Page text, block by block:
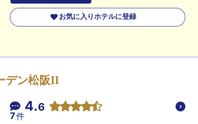
お気に入りホテルに登録
デン松阪II
4.6
7件